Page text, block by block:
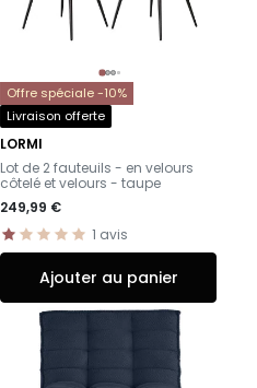
Offre spéciale -10%
Livraison offerte
LORMI
-Lot de 2 fauteuils - en velours
côtelé et velours - taupe
249,99 €
1 avis
Ajouter au panier